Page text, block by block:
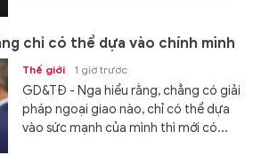
chỉ có thể dựa vào chính mình
Thế giới 1 giờ trước
GD&TĐ - Nga hiểu rằng, chẳng có giải
pháp ngoại giao nào, chỉ có thể dựa
vào sức mạnh của mình thì mới có...